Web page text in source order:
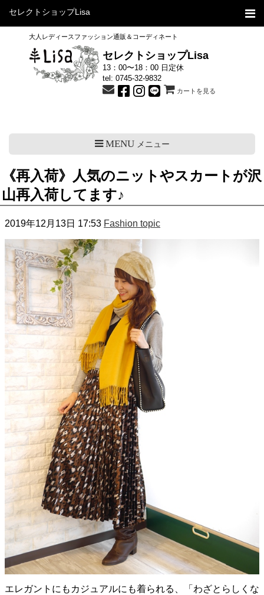
セレクトショップLisa
大人レディースファッション通販＆コーディネート
セレクトショップLisa
13：00〜18：00 日定休
tel: 0745-32-9832
カートを見る
MENUメニュー
《再入荷》人気のニットやスカートが沢
山再入荷してます♪
2019年12月13日 17:53 Fashion topic
エレガントにもカジュアルにも着られる、「わざとらしくな